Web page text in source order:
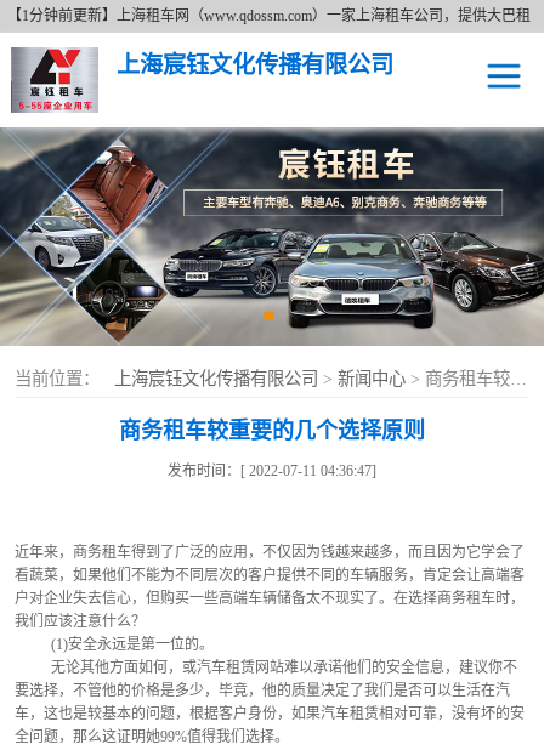
【1分钟前更新】上海租车网（www.qdossm.com）一家上海租车公司，提供大巴租
车、商务租车、租奔驰、租商务车等租车服务，详细了解租车价格拨打免费咨询电
话17621673395。上海租车网以追求更好无止境的服务宗旨、持续的改善服务质量
的经营理念及费用透明的上海租车价格为广大新老客户提供各种类型的租车服务。
上海宸钰文化传播有限公司
当前位置： 上海宸钰文化传播有限公司 > 新闻中心 > 商务租车较重要的几个选择原则
商务租车较重要的几个选择原则
发布时间：[ 2022-07-11 04:36:47]
近年来，商务租车得到了广泛的应用，不仅因为钱越来越多，而且因为它学会了
看蔬菜，如果他们不能为不同层次的客户提供不同的车辆服务，肯定会让高端客
户对企业失去信心，但购买一些高端车辆储备太不现实了。在选择商务租车时，
我们应该注意什么？
(1)安全永远是第一位的。
要选择，不管他的价格是多少，毕竟，他的质量决定了我们是否可以生活在汽
车，这也是较基本的问题，根据客户身份，如果汽车租赁相对可靠，没有坏的安
全问题，那么这证明她99%值得我们选择。
上海租车
上海租奔驰车
上海大巴租车
上海商务租车